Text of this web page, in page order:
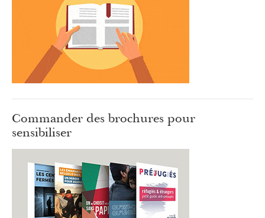
Commander des brochures pour
sensibiliser